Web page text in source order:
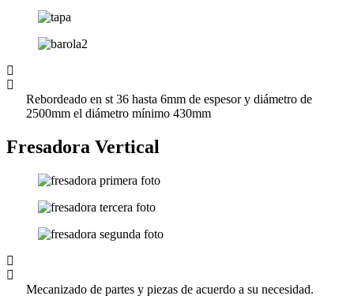
Rebordeado en st 36 hasta 6mm de espesor y diámetro de
2500mm el diámetro mínimo 430mm
Fresadora Vertical
Mecanizado de partes y piezas de acuerdo a su necesidad.